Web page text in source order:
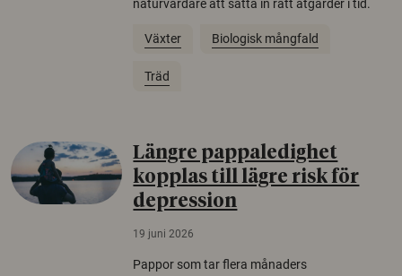
naturvårdare att sätta in rätt åtgärder i tid.
Växter Biologisk mångfald
Träd
Längre pappaledighet
kopplas till lägre risk för
depression
19 juni 2026
Pappor som tar flera månaders